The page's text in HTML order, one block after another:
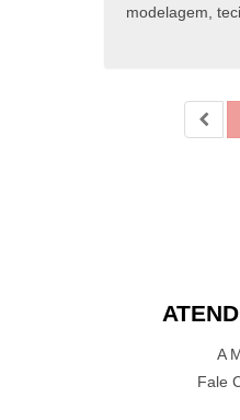
modelagem,
A
Fale